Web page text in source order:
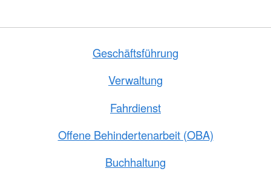
Geschäftsführung
Verwaltung
Fahrdienst
Offene Behindertenarbeit (OBA)
Buchhaltung